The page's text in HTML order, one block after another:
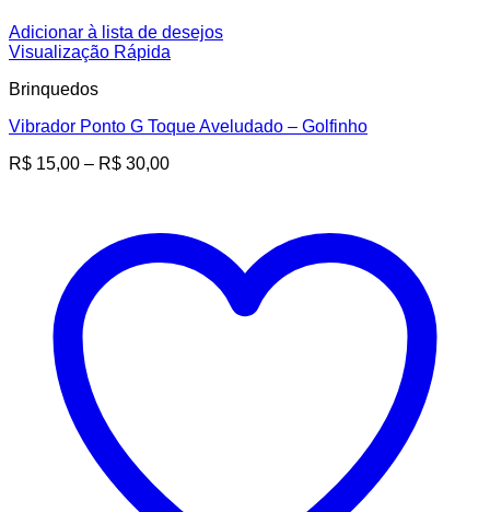
Adicionar à lista de desejos
Visualização Rápida
Brinquedos
Vibrador Ponto G Toque Aveludado – Golfinho
R$ 15,00 – R$ 30,00Faixa
através
R$ 30,00